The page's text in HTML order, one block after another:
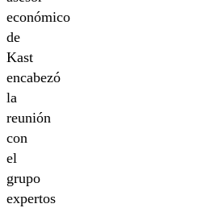
económico
de
Kast
encabezó
la
reunión
con
el
grupo
expertos